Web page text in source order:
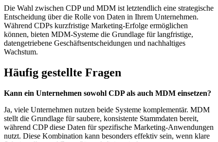
Die Wahl zwischen CDP und MDM ist letztendlich eine strategische
Entscheidung über die Rolle von Daten in Ihrem Unternehmen.
Während CDPs kurzfristige Marketing-Erfolge ermöglichen
können, bieten MDM-Systeme die Grundlage für langfristige,
datengetriebene Geschäftsentscheidungen und nachhaltiges
Wachstum.
Häufig gestellte Fragen
Kann ein Unternehmen sowohl CDP als auch MDM einsetzen?
Ja, viele Unternehmen nutzen beide Systeme komplementär. MDM
stellt die Grundlage für saubere, konsistente Stammdaten bereit,
während CDP diese Daten für spezifische Marketing-Anwendungen
nutzt. Diese Kombination kann besonders effektiv sein, wenn klare